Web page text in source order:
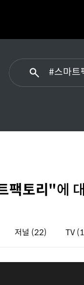
팩토리"에
저널 (22) TV